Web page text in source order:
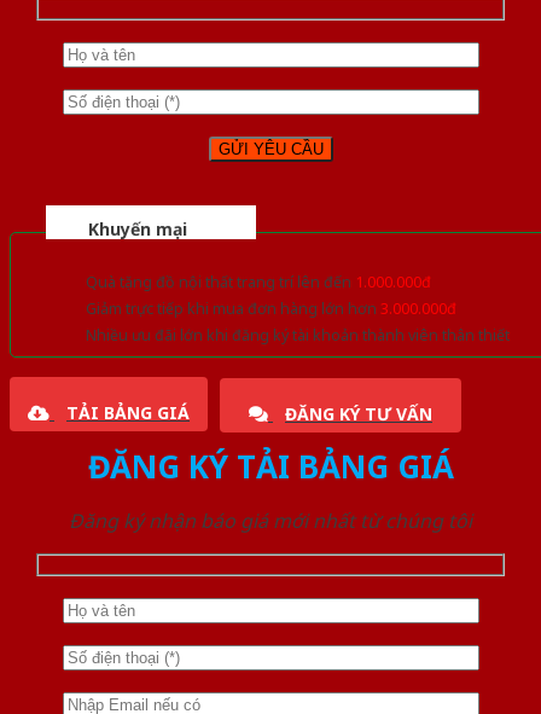
Khuyến mại
Quà tặng đồ nội thất trang trí lên đến 1.000.000đ
Giảm trực tiếp khi mua đơn hàng lớn hơn 3.000.000đ
Nhiều ưu đãi lớn khi đăng ký tài khoản thành viên thân thiết
TẢI BẢNG GIÁ ĐĂNG KÝ TƯ VẤN
ĐĂNG KÝ TẢI BẢNG GIÁ
Đăng ký nhận báo giá mới nhất từ chúng tôi